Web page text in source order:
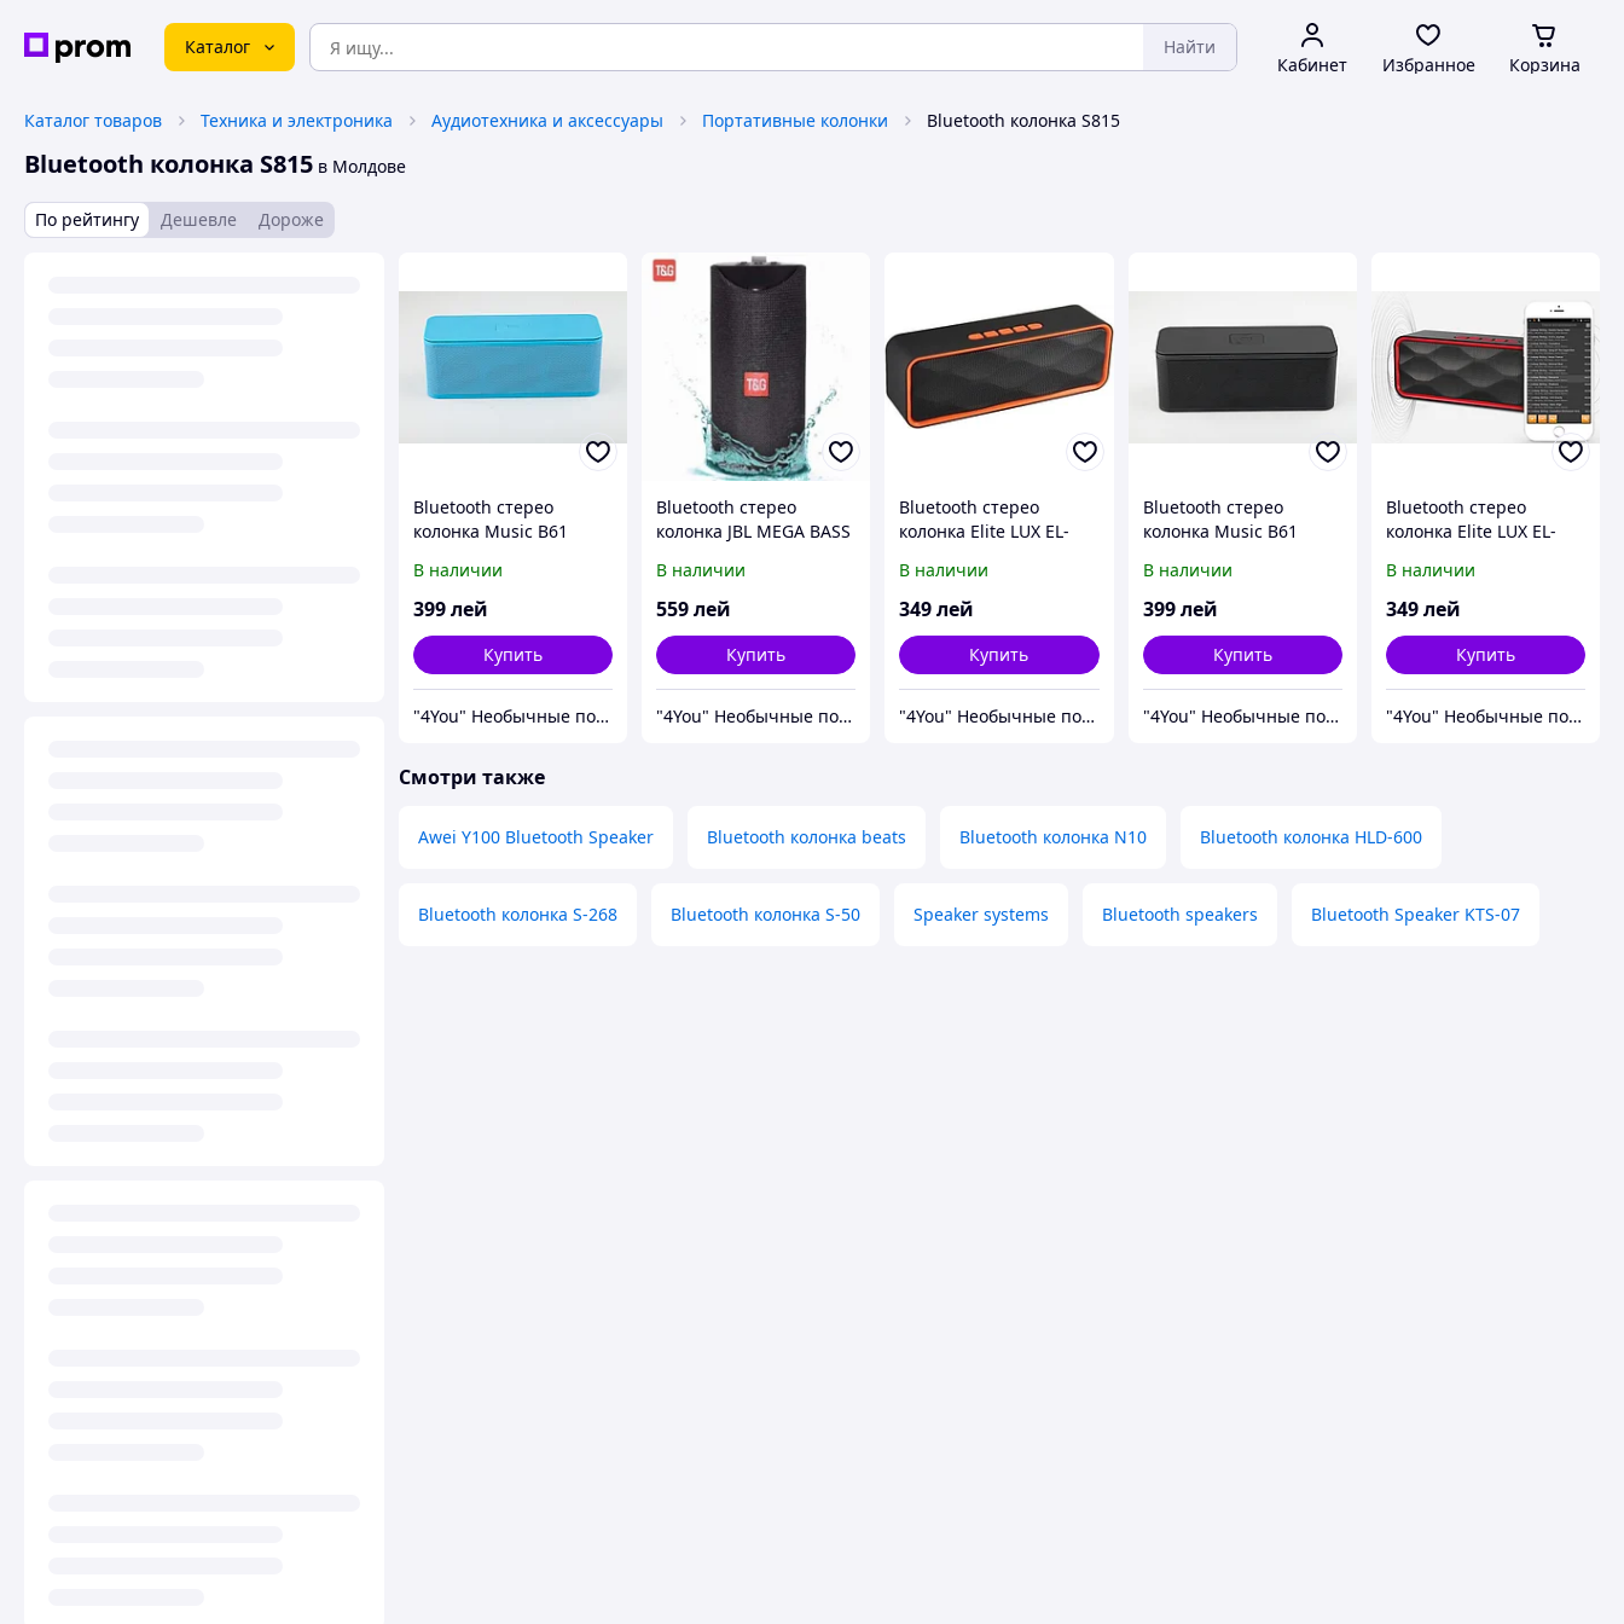
Каталог Найти
Кабинет Избранное Корзина
Каталог товаров Техника и электроника Аудиотехника и аксессуары Портативные колонки Bluetooth колонка S815
Bluetooth колонка S815 в Молдове
По рейтингу Дешевле Дороже
Bluetooth стерео
колонка Music B61
В наличии
399лей
Купить
"4You" Необычные подарки.
Bluetooth стерео
колонка JBL MEGA BASS
В наличии
559лей
Купить
"4You" Необычные подарки.
Bluetooth стерео
колонка Elite LUX EL-
В наличии
349лей
Купить
"4You" Необычные подарки.
Bluetooth стерео
колонка Music B61
В наличии
399 лей
Купить
"4You" Необычные подарки.
Bluetooth стерео
колонка Elite LUX EL-
В наличии
349лей
Купить
"4You" Необычные подарки.
Смотри также
Awei Y100 Bluetooth Speaker Bluetooth колонка beats Bluetooth колонка N10 Bluetooth колонка HLD-600
Bluetooth колонка S-268 Bluetooth колонка S-50 Speaker systems Bluetooth speakers Bluetooth Speaker KTS-07